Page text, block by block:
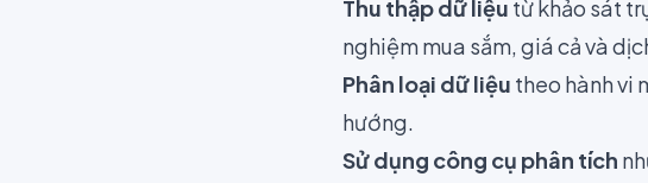
Thu thập dữ liệu từ khảo sát
nghiệm mua sắm, giá cả và
Phân loại dữ liệu theo hành vi
hướng.
Sử dụng công cụ phân tích